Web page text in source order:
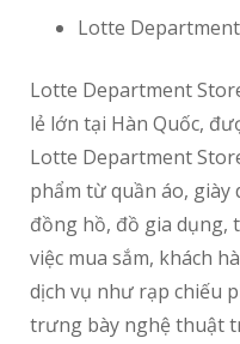
Lotte
Lotte Department
lẻ lớn tại Hàn Quốc,
Lotte Department
phẩm từ quần áo, giày
đồng hồ, đồ gia dụng,
việc mua sắm, khách
dịch vụ như rạp chiếu
trưng bày nghệ thuật